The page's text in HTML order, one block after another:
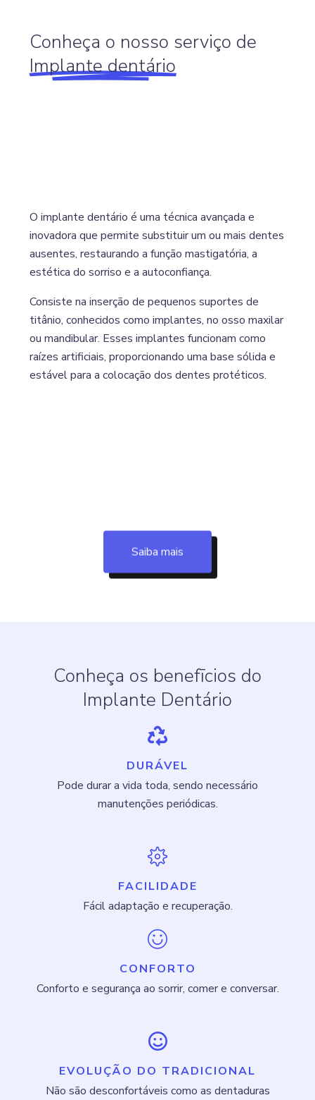
Conheça o nosso serviço de
Implante dentário
O implante dentário é uma técnica avançada e
inovadora que permite substituir um ou mais dentes
ausentes, restaurando a função mastigatória, a
estética do sorriso e a autoconfiança.
Consiste na inserção de pequenos suportes de
titânio, conhecidos como implantes, no osso maxilar
ou mandibular. Esses implantes funcionam como
raízes artificiais, proporcionando uma base sólida e
estável para a colocação dos dentes protéticos.
Saiba mais
Conheça os benefīcios do
Implante Dentário
DURÁVEL
Pode durar a vida toda, sendo necessário
manutenções periódicas.
FACILIDADE
Fácil adaptação e recuperação.
CONFORTO
Conforto e segurança ao sorrir, comer e conversar.
EVOLUÇÃO DO TRADICIONAL
Não são desconfortáveis como as dentaduras